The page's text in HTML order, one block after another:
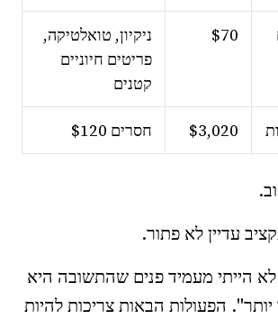
$70
ניקיון, טואלטיקה,
פריטים חיוניים
קטנים
$3,020 חסרים $120
עדיין לא פתור.
לא הייתי מעמיד פנים שהתשובה היא
הפעולות הבאות צריכות להיות